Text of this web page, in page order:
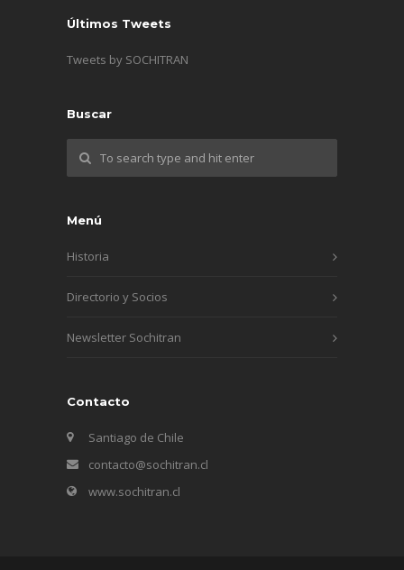
Últimos Tweets
Tweets by SOCHITRAN
Buscar
Menú
Historia
Directorio y Socios
Newsletter Sochitran
Contacto
Santiago de Chile
contacto@sochitran.cl
www.sochitran.cl